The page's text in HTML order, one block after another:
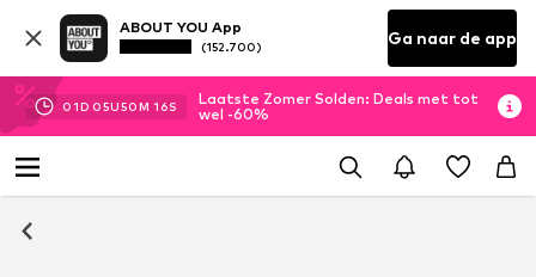
ABOUT YOU App
(152.700) Ga naar de app
01D 05U50M 15S
Laatste Zomer Solden: Deals met tot
wel -60%